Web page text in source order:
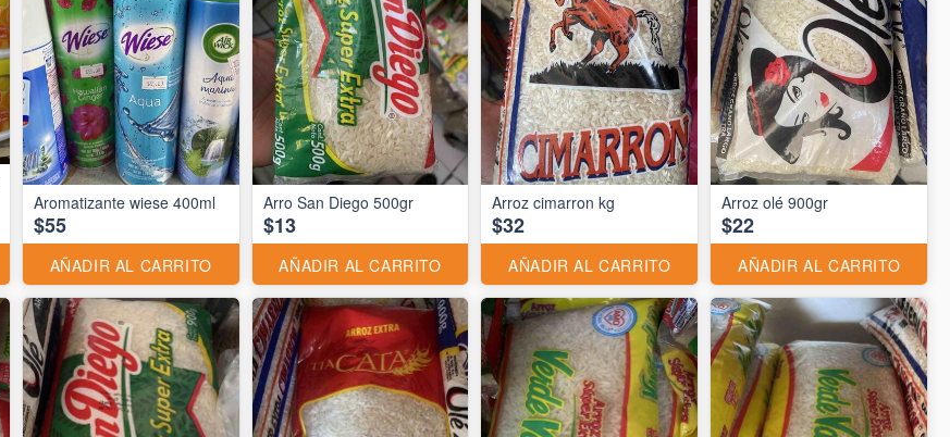
Aromatizante wiese 400ml
$55
AÑADIR AL CARRITO
Arro San Diego 500gr
$13
AÑADIR AL CARRITO
Arroz cimarron kg
$32
AÑADIR AL CARRITO
Arroz olé 900gr
$22
AÑADIR AL CARRITO